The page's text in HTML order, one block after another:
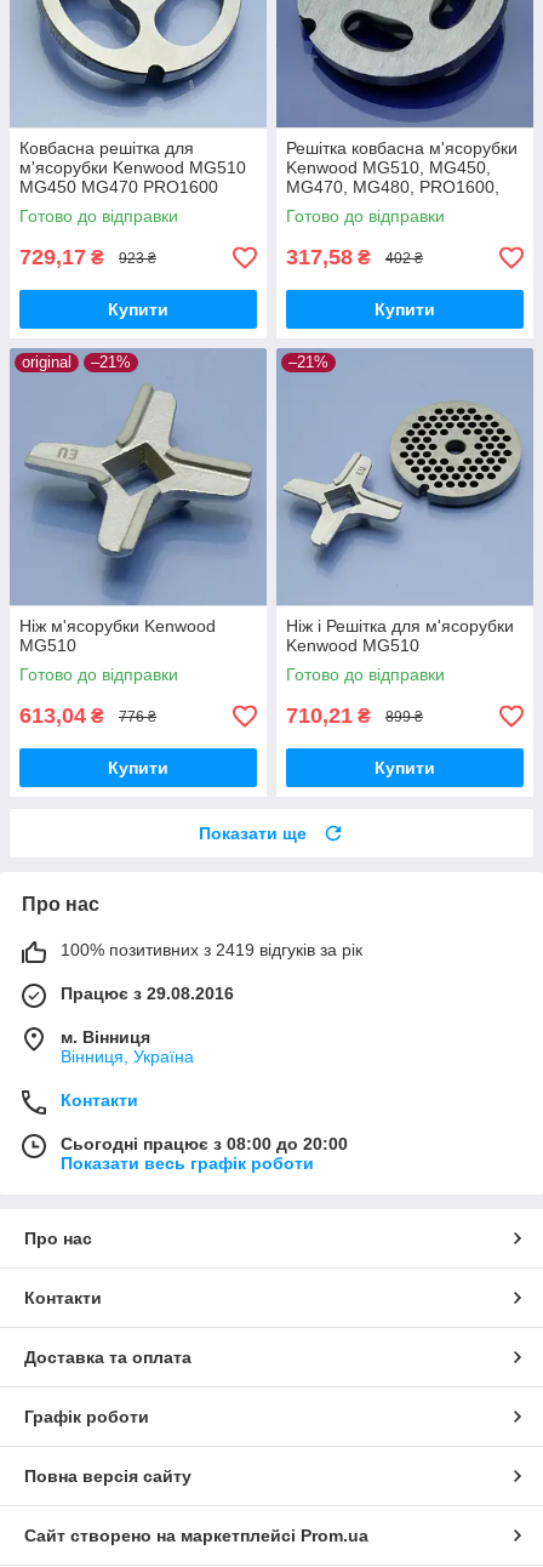
Ковбасна решітка для
м'ясорубки Kenwood MG510
MG450 MG470 PRO1600
PRO1400 MG480 MG517
MG516 нержавійка
Готово до відправки
729,17 ₴ 923 ₴
Купити
Решітка ковбасна м'ясорубки
Kenwood MG510, MG450,
MG470, MG480, PRO1600,
PRO1400, MG517, MG516
(050381-MG510)
Готово до відправки
317,58 ₴ 402 ₴
Купити
original –21%
Ніж м'ясорубки Kenwood
MG510
Готово до відправки
613,04 ₴ 776 ₴
Купити
–21%
Ніж і Решітка для м'ясорубки
Kenwood MG510
Готово до відправки
710,21 ₴ 899 ₴
Купити
Показати ще
Про нас
100% позитивних з 2419 відгуків за рік
Працює з 29.08.2016
м. Вінниця
Вінниця, Україна
Контакти
Сьогодні працює з 08:00 до 20:00
Показати весь графік роботи
Про нас
Контакти
Доставка та оплата
Графік роботи
Повна версія сайту
Сайт створено на маркетплейсі Prom.ua